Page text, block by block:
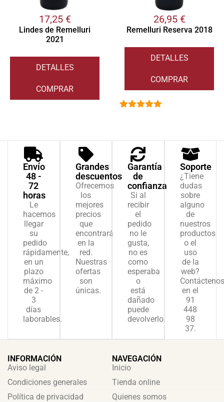
17,25 €
Lindes de Remelluri
2021
DETALLES
COMPRAR
26,95 €
Remelluri Reserva 2018
DETALLES
COMPRAR
avaloración
de un
cliente
Envío
48 -
72
horas
Le
hacemos
llegar
su
pedido
rápidamente,
en un
plazo
máximo
de 2 -
3
días
laborables.
Grandes
descuentos
Ofrecemos
los
mejores
precios
que
encontrará
en la
red.
Nuestras
ofertas
son
únicas.
Garantía
de
confianza
Si al
recibir
el
pedido
no le
gusta,
no es
como
esperaba
o
está
dañado
puede
devolverlo.
Soporte
¿Tiene
dudas
sobre
alguno
de
nuestros
productos
o el
uso
de la
web?
Contáctenos
en el
91
448
98
37.
INFORMACIÓN
Aviso legal
Condiciones generales
Política de privacidad
NAVEGACIÓN
Inicio
Tienda online
Quienes somos